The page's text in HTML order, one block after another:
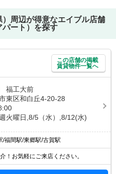
周辺が得意なエイブル店舗
ート）を探す
この店舗の掲載
賃貸物件一覧へ
福工大前
東区和白丘4-20-28
火曜日,8/5（水）,8/12(水)
/福間駅/東郷駅/古賀駅
！お気軽にご来店ください。